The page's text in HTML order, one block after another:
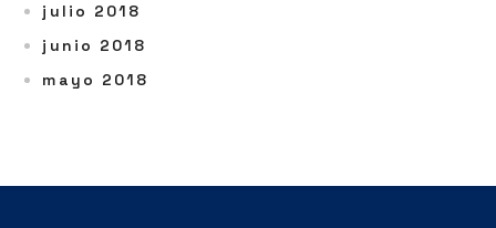
julio 2018
junio 2018
mayo 2018